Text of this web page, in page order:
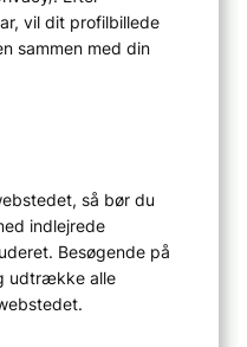
vil dit profilbillede
sammen med din
så bør du
indlejrede
Besøgende på
udtrække alle